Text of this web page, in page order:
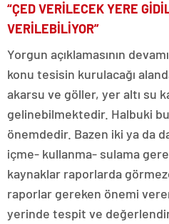
“ÇED VERİLECEK YERE
VERİLEBİLİYOR”
Yorgun açıklamasının
konu tesisin kurulacağı
akarsu ve göller, yer altı su
gelinebilmektedir. Halbuki
önemdedir. Bazen iki ya da
içme- kullanma- sulama
kaynaklar raporlarda
raporlar gereken önemi
yerinde tespit ve